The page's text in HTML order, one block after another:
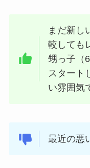
まだ新し
較しても
甥っ子（
スタート
い雰囲気
最近の悪